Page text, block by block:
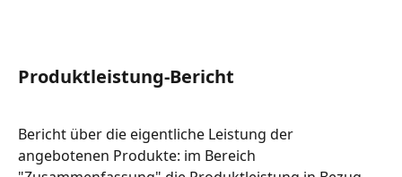
Produktleistung-Bericht
Bericht über die eigentliche Leistung der
angebotenen Produkte: im Bereich